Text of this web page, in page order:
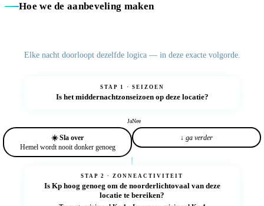
Hoe we de aanbeveling maken
Elke nacht doorloopt dezelfde logica — in deze exacte volgorde.
STAP 1 · SEIZOEN
Is hetmiddernachtzonseizoen op deze locatie?
Ja
☀️ Sla over
Hemel wordt nooit donker genoeg
Nee
↓ ga verder
STAP 2 · ZONNEACTIVITEIT
Is Kphoog genoeg om de noorderlichtovaal van deze
locatie te bereiken?